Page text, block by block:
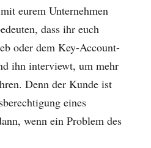
eurem Unternehmen
dass ihr euch
oder dem Key-Account-
ihn interviewt, um mehr
Denn der Kunde ist
eines
wenn ein Problem des